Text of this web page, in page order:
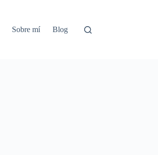
Sobre mí Blog